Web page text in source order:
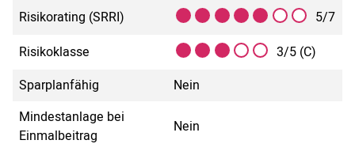
Risikorating (SRRI)
5/7
Risikoklasse
3/5 (C)
Sparplanfähig
Nein
Mindestanlage bei
Einmalbeitrag
Nein